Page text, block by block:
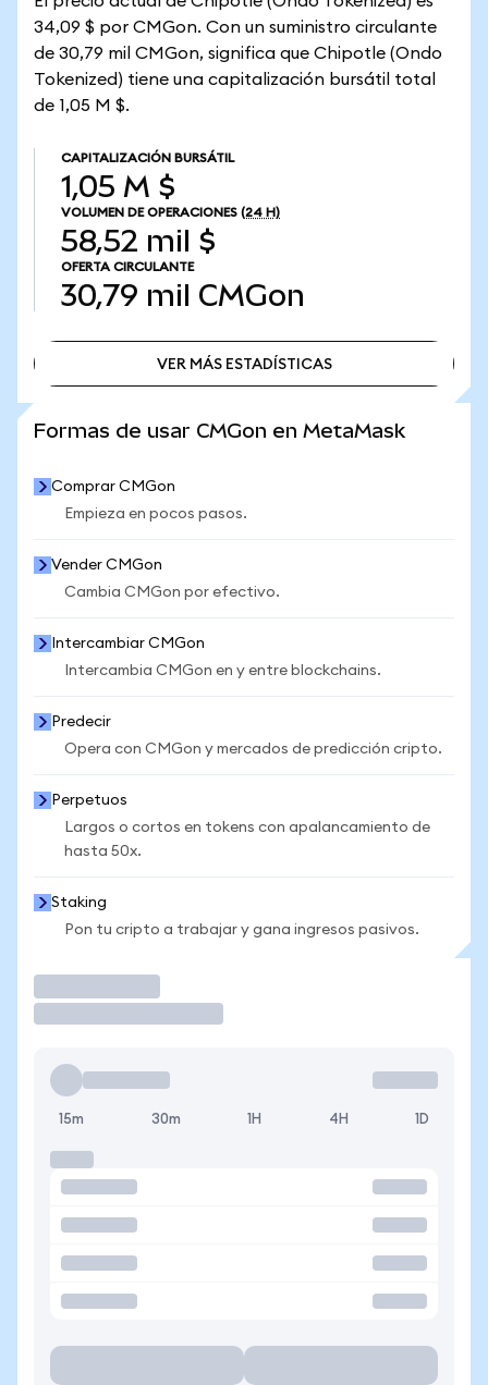
34,09 $ por CMGon. Con un suministro circulante
de 30,79 mil CMGon, significa que Chipotle (Ondo
Tokenized) tiene una capitalización bursátil total
de 1,05 M $.
CAPITALIZACIÓN BURSÁTIL
1,05 M $
VOLUMEN DE OPERACIONES (24 H)
58,52 mil $
OFERTA CIRCULANTE
30,79 mil CMGon
VER MÁS ESTADÍSTICAS
Formas de usar CMGon en MetaMask
Comprar CMGon
Empieza en pocos pasos.
Vender CMGon
Cambia CMGon por efectivo.
Intercambiar CMGon
Intercambia CMGon en y entre blockchains.
Predecir
Opera con CMGon y mercados de predicción cripto.
Perpetuos
Largos o cortos en tokens con apalancamiento de
hasta 50x.
Staking
Pon tu cripto a trabajar y gana ingresos pasivos.
15m 30m 1H 4H 1D